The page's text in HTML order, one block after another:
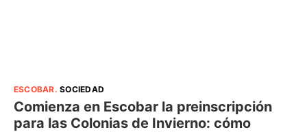
ESCOBAR.SOCIEDAD
Comienza en Escobar la preinscripción
para las Colonias de Invierno: cómo